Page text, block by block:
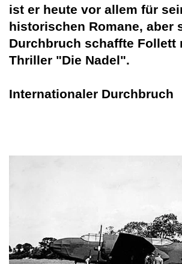
ist er heute vor allem für
historischen Romane, aber
Durchbruch schaffte Follett
Thriller "Die Nadel".
Internationaler Durchbruch